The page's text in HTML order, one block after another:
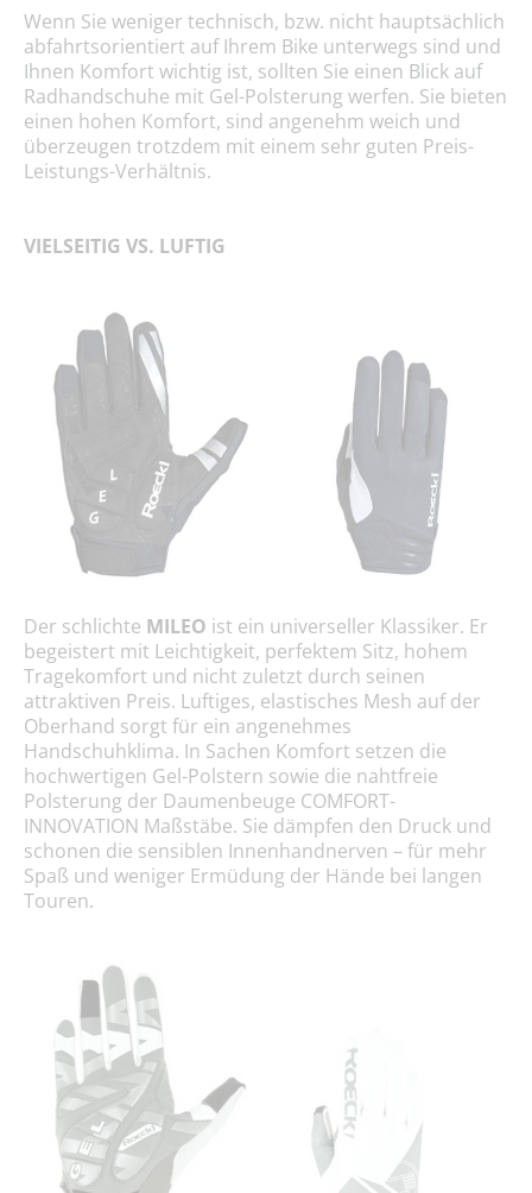
Wenn Sie weniger technisch, bzw. nicht hauptsächlich
abfahrtsorientiert auf Ihrem Bike unterwegs sind und
Ihnen Komfort wichtig ist, sollten Sie einen Blick auf
Radhandschuhe mit Gel-Polsterung werfen. Sie bieten
einen hohen Komfort, sind angenehm weich und
überzeugen trotzdem mit einem sehr guten Preis-
Leistungs-Verhältnis.
VIELSEITIG VS. LUFTIG
Der schlichte MILEO ist ein universeller Klassiker. Er
begeistert mit Leichtigkeit, perfektem Sitz, hohem
Tragekomfort und nicht zuletzt durch seinen
attraktiven Preis. Luftiges, elastisches Mesh auf der
Oberhand sorgt für ein angenehmes
Handschuhklima. In Sachen Komfort setzen die
hochwertigen Gel-Polstern sowie die nahtfreie
Polsterung der Daumenbeuge COMFORT-
INNOVATION Maßstäbe. Sie dämpfen den Druck und
schonen die sensiblen Innenhandnerven – für mehr
Spaß und weniger Ermüdung der Hände bei langen
Touren.